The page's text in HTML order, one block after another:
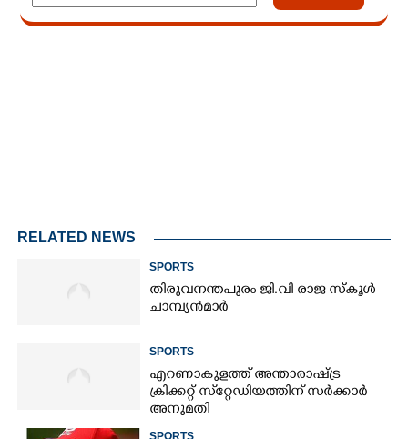
RELATED NEWS
SPORTS
തിരുവനന്തപുരം ജി.വി രാജ സ്കൂൾ
ചാമ്പ്യൻമാർ
SPORTS
എറണാകുളത്ത് അന്താരാഷ്ട്ര
ക്രിക്കറ്റ് സ്‌റ്റേഡിയത്തിന് സർക്കാർ
അനുമതി
SPORTS